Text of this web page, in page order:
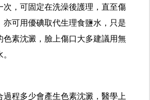
次，可固定在洗澡後護理，直至傷
亦可用優碘取代生理食鹽水，只是
色素沈澱，臉上傷口大多建議用無
過程多少會產生色素沈澱，醫學上